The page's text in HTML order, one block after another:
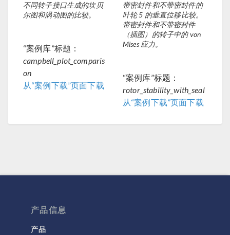
不同转子接口生成的坎贝
尔图和涡动图的比较。
“案例库”标题：
campbell_plot_comparis
on
从“案例下载”页面下载
带密封件和不带密封件的
叶轮 5 的垂直位移比较。
带密封件和不带密封件
（插图）的转子中的 von
Mises 应力。
“案例库”标题：
rotor_stability_with_seal
从“案例下载”页面下载
产品信息
产品